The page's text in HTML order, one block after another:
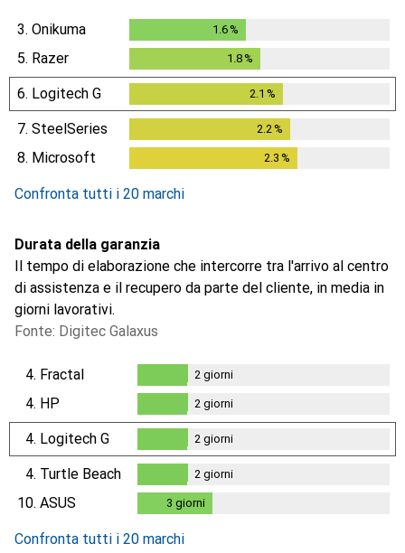
3. Onikuma 1.6 %
5. Razer 1.8 %
6. Logitech G 2.1 %
7. SteelSeries 2.2 %
8. Microsoft 2.3 %
Confronta tutti i 20 marchi
Durata della garanzia
Il tempo di elaborazione che intercorre tra l'arrivo al centro
di assistenza e il recupero da parte del cliente, in media in
giorni lavorativi.
Fonte: Digitec Galaxus
4. Fractal
2giorni
2 giorni
4. HP
2giorni
2 giorni
4. Logitech G
2giorni
2 giorni
4. Turtle Beach
2giorni
2 giorni
10. ASUS 3 giorni
Confronta tutti i 20 marchi